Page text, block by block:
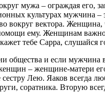
мужа – ограждая его,
культурах мужчина –
вектора.
помощи ему. Женщинам
тебе Сарра, слушайся
и если мужчина
– женщине-матери
Лею. Яаков всегда
соратника. Вторую